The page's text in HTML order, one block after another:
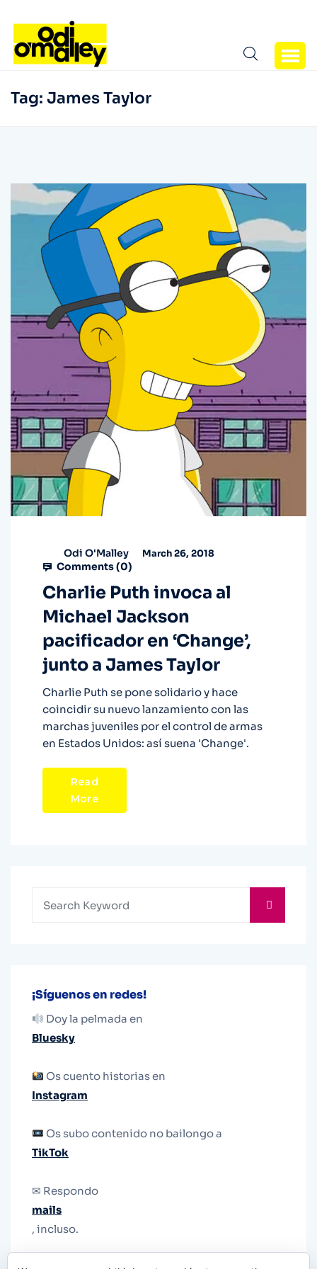
Tag: James Taylor
Odi O'Malley March 26, 2018
Comments (0)
Charlie Puth invoca al
Michael Jackson
pacificador en ‘Change’,
junto a James Taylor
Charlie Puth se pone solidario y hace
coincidir su nuevo lanzamiento con las
marchas juveniles por el control de armas
en Estados Unidos: así suena 'Change'.
Read
More
¡Síguenos en redes!
Doy la pelmada en
Bluesky
Os cuento historias en
Instagram
Os subo contenido no bailongo a
TikTok
✉ Respondo
mails
, incluso.